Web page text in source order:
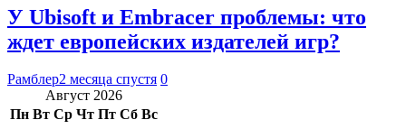
У Ubisoft и Embracer проблемы: что
ждет европейских издателей игр?
Рамблер2 месяца спустя 0
Август 2026
Пн Вт Ср Чт Пт Сб Вс